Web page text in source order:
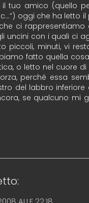
il tuo amico (quello
oggi che ha letto il
ci rappresentiamo
uncini con i quali ci
piccoli, minuti, vi
fatto quella
o letto nel cuore
perché essa
del labbro
se qualcuno mi